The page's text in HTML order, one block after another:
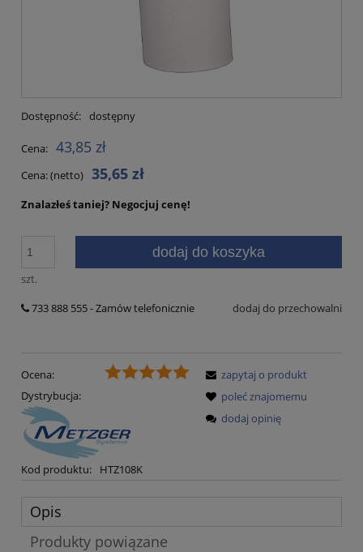
Dostępność: dostępny
Cena: 43,85 zł
Cena: (netto) 35,65 zł
Znalazłeś taniej? Negocjuj cenę!
szt.
dodaj do koszyka
733 888 555 - Zamów telefonicznie dodaj do przechowalni
Ocena:
Dystrybucja:
Kod produktu: HTZ108K
zapytaj o produkt
poleć znajomemu
dodaj opinię
Opis
Produkty powiązane